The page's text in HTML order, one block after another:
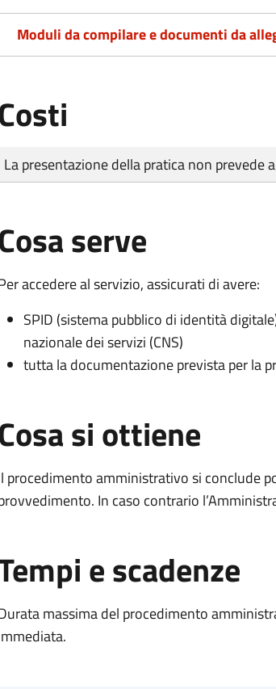
Moduli da compilare e documenti da
Tipo di pagamento
Importo
La presentazione della pratica non prevede
serve
accedere al servizio, assicurati di avere:
SPID (sistema pubblico di identità
nazionale dei servizi (CNS)
tutta la documentazione prevista per la
si ottiene
procedimento amministrativo si conclude
In caso contrario
e scadenze
massima del procedimento